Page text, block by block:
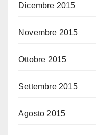
Dicembre 2015
Novembre 2015
Ottobre 2015
Settembre 2015
Agosto 2015